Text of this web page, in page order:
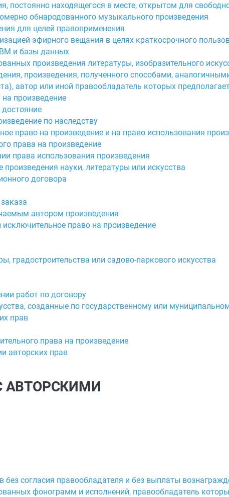
постоянно находящегося в месте, открытом для
обнародованного музыкального произведения
для целей правоприменения
эфирного вещания в целях краткосрочного
и базы данных
произведения литературы, изобразительного
произведения, полученного способами,
автор или иной правообладатель которых
произведение
по наследству
право на произведение и на право использования
права на произведение
права использования произведения
науки, литературы или искусства
договора
автором произведения
право на произведение
градостроительства или садово-паркового искусства
работ по договору
созданные по государственному или
прав
права на произведение
авторских прав
АВТОРСКИМИ
согласия правообладателя и без выплаты
фонограмм и исполнений, правообладатель